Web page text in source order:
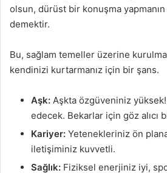
olsun, dürüst bir konuşma yapmanın
demektir.
Bu, sağlam temeller üzerine
kendinizi kurtarmanız için bir şans.
Aşk: Aşkta özgüveniniz
edecek. Bekarlar için göz alıcı
Kariyer: Yetenekleriniz ön
iletişiminiz kuvvetli.
Sağlık: Fiziksel enerjiniz iyi,